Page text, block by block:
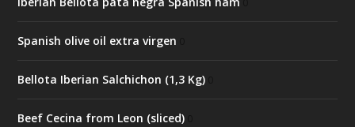
Spanish olive oil extra virgen
Bellota Iberian Salchichon (1,3 Kg)
Beef Cecina from Leon (sliced)